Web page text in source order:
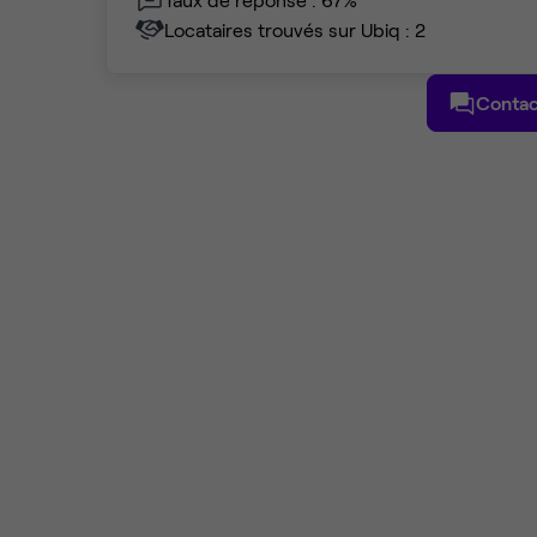
Locataires trouvés sur Ubiq : 2